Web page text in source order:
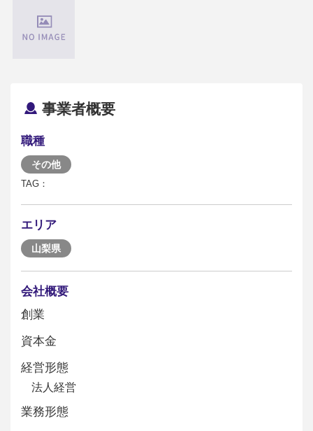
事業者概要
職種
その他
TAG：
エリア
山梨県
会社概要
創業
資本金
経営形態
法人経営
業務形態